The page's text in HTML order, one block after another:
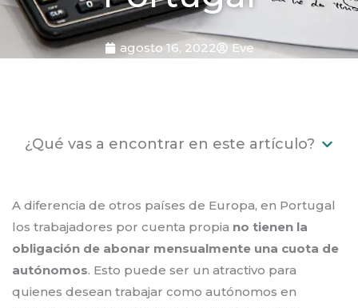
agosto 16, 2022 Eve
¿Qué vas a encontrar en este artículo?
A diferencia de otros países de Europa, en Portugal
los trabajadores por cuenta propia no tienen la
obligación de abonar mensualmente una cuota de
autónomos. Esto puede ser un atractivo para
quienes desean trabajar como autónomos en